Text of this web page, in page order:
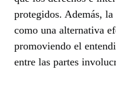
protegidos. Además,
como una alternativa
promoviendo el
entre las partes